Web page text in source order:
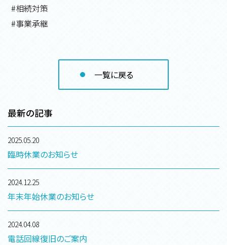
#相続対策
#事業承継
一覧に戻る
最新の記事
2025.05.20
臨時休業のお知らせ
2024.12.25
年末年始休業のお知らせ
2024.04.08
電話回線復旧のご案内